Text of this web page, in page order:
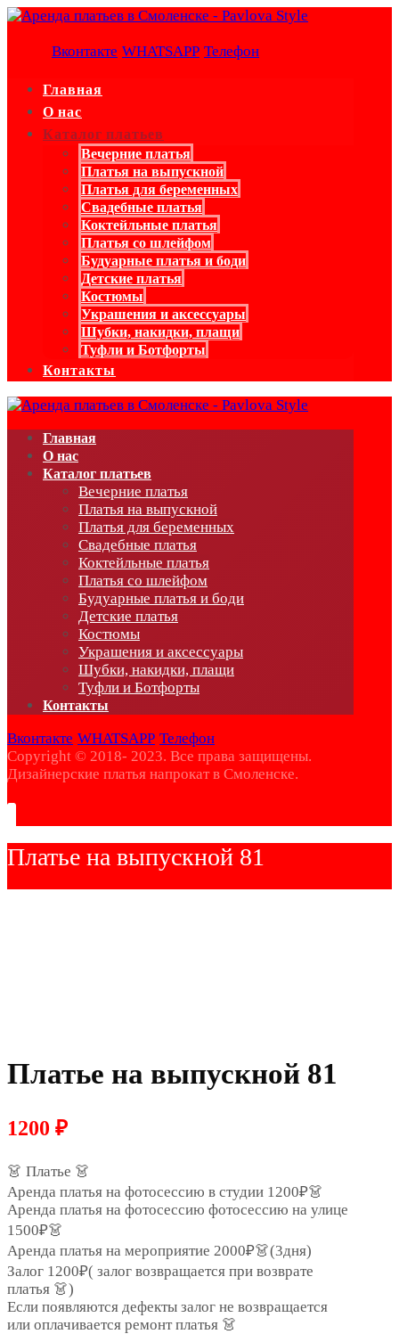
Вконтакте WHATSAPP Телефон
Главная
О нас
Каталог платьев
Вечерние платья
Платья на выпускной
Платья для беременных
Свадебные платья
Коктейльные платья
Платья со шлейфом
Будуарные платья и боди
Детские платья
Костюмы
Украшения и аксессуары
Шубки, накидки, плащи
Туфли и Ботфорты
Контакты
Главная
О нас
Каталог платьев
Вечерние платья
Платья на выпускной
Платья для беременных
Свадебные платья
Коктейльные платья
Платья со шлейфом
Будуарные платья и боди
Детские платья
Костюмы
Украшения и аксессуары
Шубки, накидки, плащи
Туфли и Ботфорты
Контакты
Вконтакте WHATSAPP Телефон
Copyright © 2018- 2023. Все права защищены.
Дизайнерские платья напрокат в Смоленске.
Платье на выпускной 81
Платье на выпускной 81
1200 ₽
👗 Платье 👗
Аренда платья на фотосессию в студии 1200₽👗
Аренда платья на фотосессию фотосессию на улице
1500₽👗
Аренда платья на мероприятие 2000₽👗(3дня)
Залог 1200₽( залог возвращается при возврате
платья 👗)
Если появляются дефекты залог не возвращается
или оплачивается ремонт платья 👗